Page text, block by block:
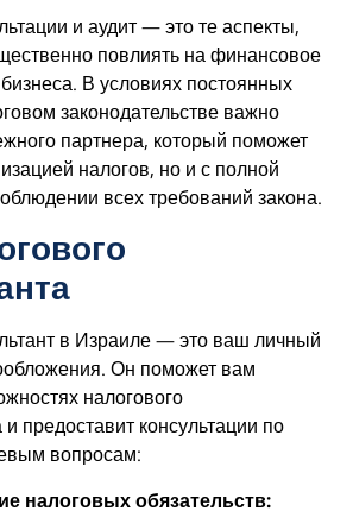
и аудит — это те аспекты,
повлиять на финансовое
В условиях постоянных
законодательстве важно
партнера, который поможет
налогов, но и с полной
всех требований закона.
в Израиле — это ваш личный
Он поможет вам
налогового
и предоставит консультации по
вопросам:
налоговых обязательств: